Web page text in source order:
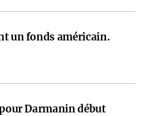
un fonds américain.
Darmanin début